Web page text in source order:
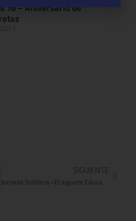
16 – Aniversario de
SIGUIENTE